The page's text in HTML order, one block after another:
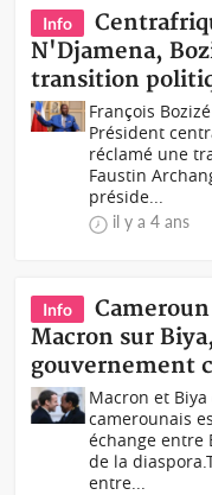
Info
N'Djamena,
transition
François
Président
réclamé une
Faustin
préside...
il y a 4 ans
Info
Macron sur
gouvernement
Macron et
camerounais
échange entre
de la
entre...